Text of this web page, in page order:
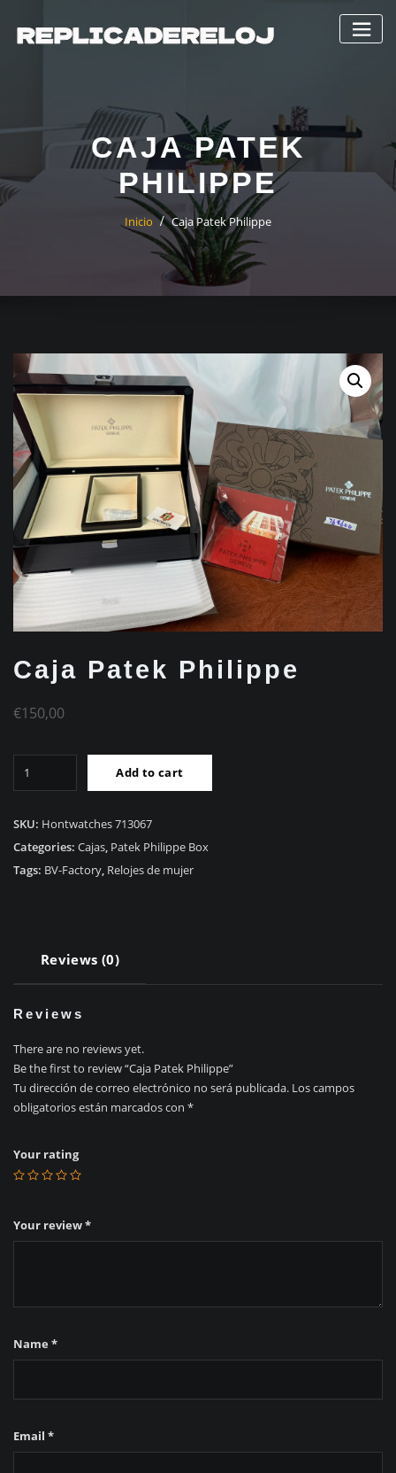
contenido
CAJA PATEK
PHILIPPE
Inicio Caja Patek Philippe
Caja Patek Philippe
€150,00
quantity
Add to cart
SKU: Hontwatches 713067
Categories: Cajas, Patek Philippe Box
Tags: BV-Factory, Relojes de mujer
Reviews (0)
Reviews
There are no reviews yet.
Be the first to review “Caja Patek Philippe”
Tu dirección de correo electrónico no será publicada. Los campos
obligatorios están marcados con *
Your rating
Your review*
Name *
Email *